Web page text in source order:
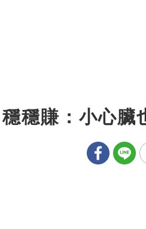
穩賺：小心臟